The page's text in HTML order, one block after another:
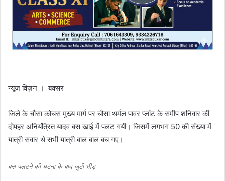
न्यूज़ विज़न । बक्सर
जिले के चौसा कोचस मुख्य मार्ग पर चौसा थर्मल पावर प्लांट के समीप शनिवार की
दोपहर अनियंत्रित यादव बस खाई में पलट गयी। जिसमें लगभग 50 की संख्या में
यात्री सवार थे सभी यात्री बाल बाल बच गए।
बस पलटने की घटना के बाद जुटी भीड़